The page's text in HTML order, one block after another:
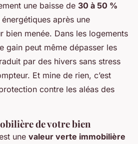
une baisse de 30 à 50 %
après une
bien menée. Dans les logements
gain peut même dépasser les
par des hivers sans stress
Et mine de rien, c’est
contre les aléas des
de votre bien
une valeur verte immobilière